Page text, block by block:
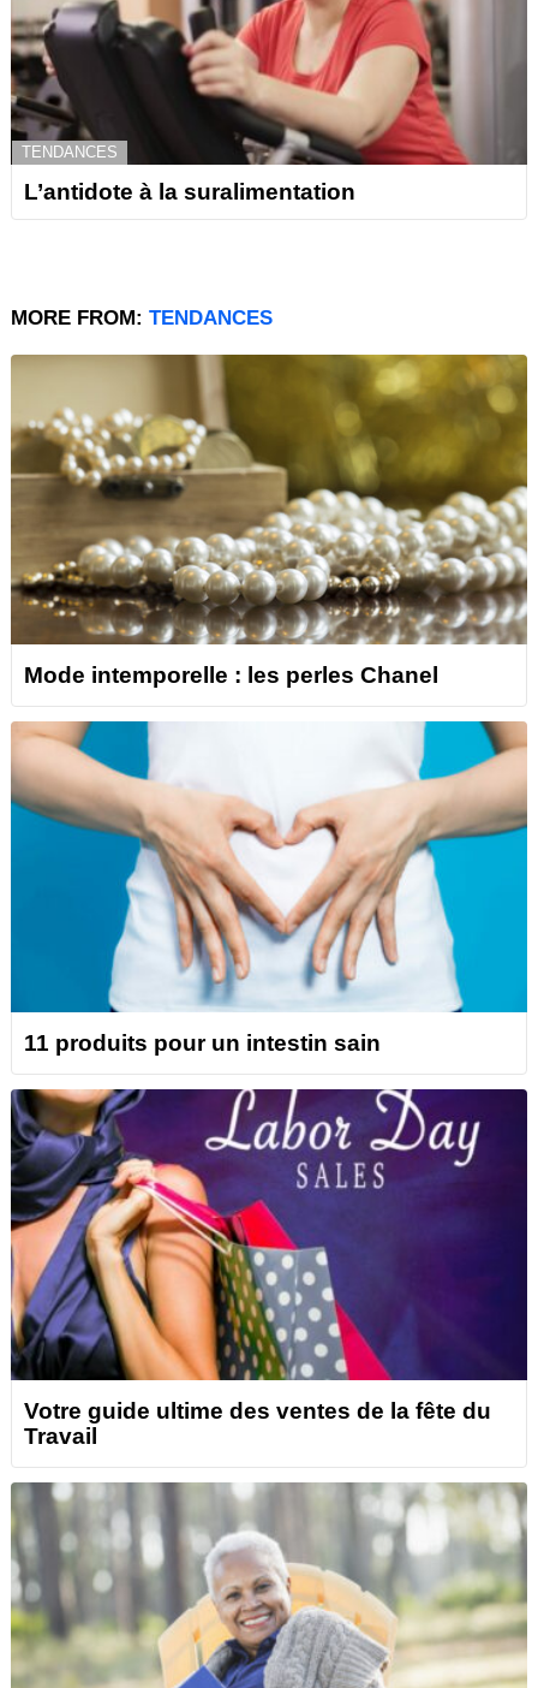
TENDANCES
L’antidote à la suralimentation
MORE FROM: TENDANCES
Mode intemporelle : les perles Chanel
11 produits pour un intestin sain
Votre guide ultime des ventes de la fête du
Travail